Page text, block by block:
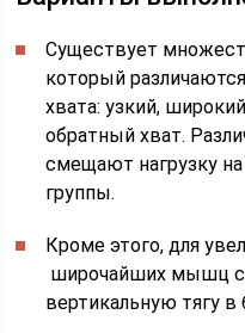
Существует
который
хвата: узкий,
обратный хват.
смещают нагрузку
группы.
Кроме этого, для
широчайших мышц
вертикальную тягу